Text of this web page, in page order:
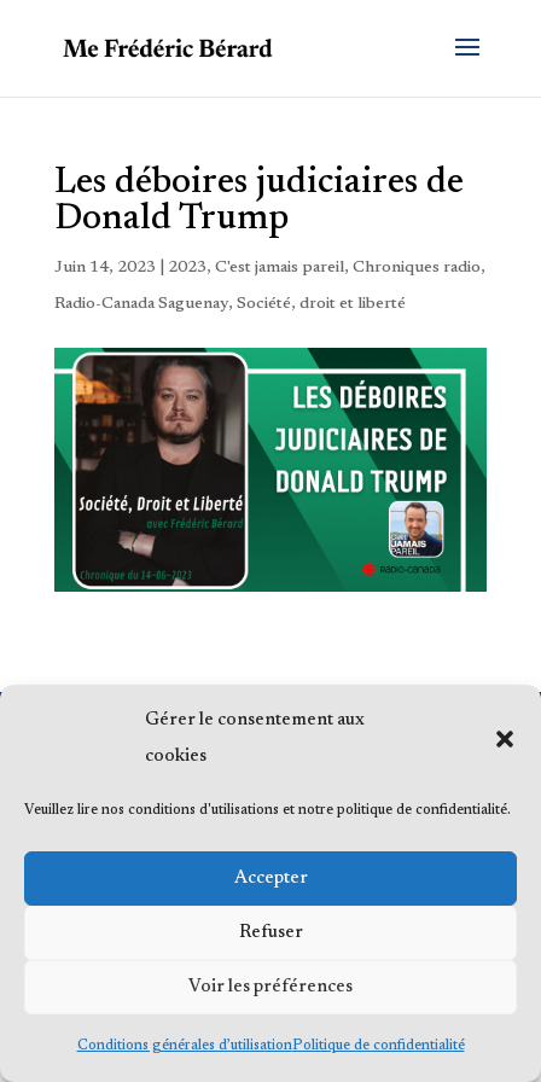
Gérer le consentement aux
cookies
Veuillez lire nos conditions d'utilisations et notre politique de confidentialité.
Accepter
Refuser
Voir les préférences
Conditions générales d’utilisationPolitique de confidentialité
Les déboires judiciaires de
Donald Trump
Juin 14, 2023 2023, C'est jamais pareil, Chroniques radio,
Radio-Canada Saguenay, Société, droit et liberté
© 2023 Me Frédéric Bérard, tous droits